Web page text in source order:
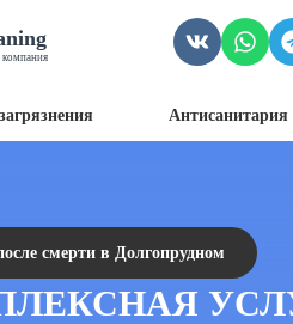
компания
смерти в Долгопрудном